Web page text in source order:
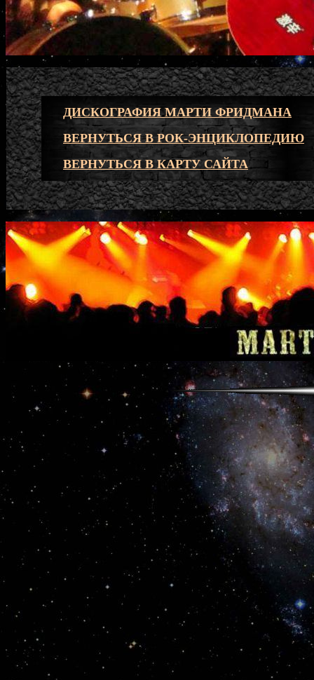
ДИСКОГРАФИЯ МАРТИ ФРИДМАНА
ВЕРНУТЬСЯ В РОК-ЭНЦИКЛОПЕДИЮ
ВЕРНУТЬСЯ В КАРТУ САЙТА